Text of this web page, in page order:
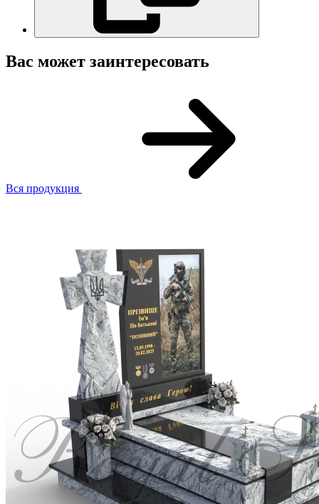
Вас может заинтересовать
Вся продукция